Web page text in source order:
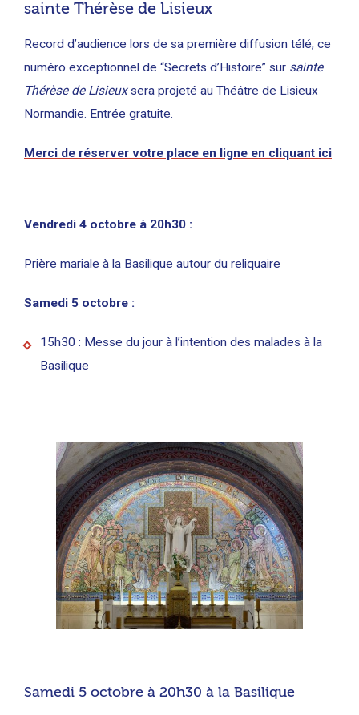
sainte Thérèse de Lisieux
Record d’audience lors de sa première diffusion télé, ce
numéro exceptionnel de “Secrets d’Histoire” sur sainte
Thérèse de Lisieuxsera projeté au Théâtre de Lisieux
Normandie. Entrée gratuite.
Merci de réserver votre place en ligne en cliquant ici
Vendredi 4 octobre à 20h30 :
Prière mariale à la Basilique autour du reliquaire
Samedi 5 octobre :
15h30 : Messe du jour à l’intention des malades à la
Basilique
Samedi 5 octobre à 20h30 à la Basilique